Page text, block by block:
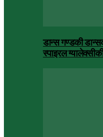
डान्स गण्डकी
स्पाइरल